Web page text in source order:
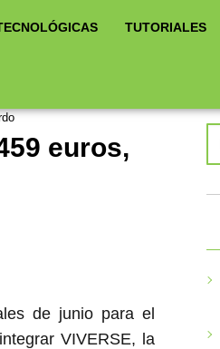
TUTORIALES
euros,
de junio para el
VIVERSE, la